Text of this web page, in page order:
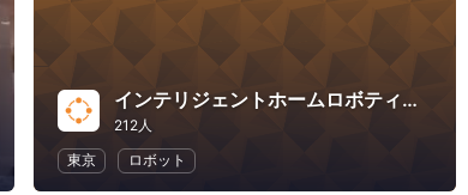
DX
インテリジェントホームロボティクス研究会
212人
東京
ロボット